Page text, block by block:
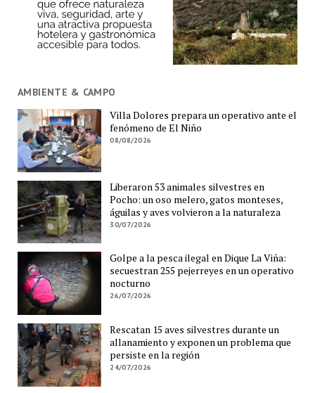
AMBIENTE & CAMPO
Villa Dolores prepara un operativo ante el
fenómeno de El Niño
08/08/2026
Liberaron 53 animales silvestres en
Pocho: un oso melero, gatos monteses,
águilas y aves volvieron a la naturaleza
30/07/2026
Golpe a la pesca ilegal en Dique La Viña:
secuestran 255 pejerreyes en un operativo
nocturno
26/07/2026
Rescatan 15 aves silvestres durante un
allanamiento y exponen un problema que
persiste en la región
24/07/2026